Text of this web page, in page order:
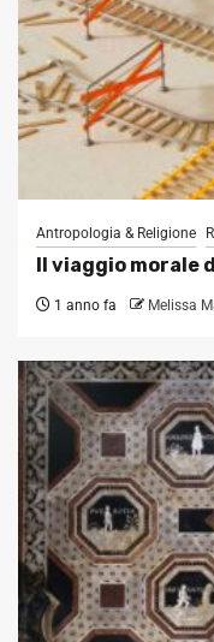
Antropologia & Religione
Il viaggio morale
1 anno fa Melissa